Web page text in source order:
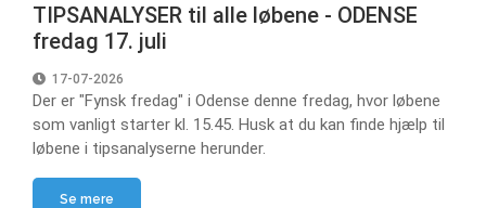
TIPSANALYSER til alle løbene - ODENSE
fredag 17. juli
17-07-2026
Der er "Fynsk fredag" i Odense denne fredag, hvor løbene
som vanligt starter kl. 15.45. Husk at du kan finde hjælp til
løbene i tipsanalyserne herunder.
Se mere